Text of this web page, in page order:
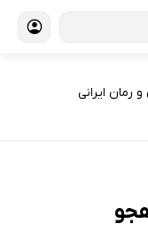
رمان ایرانی